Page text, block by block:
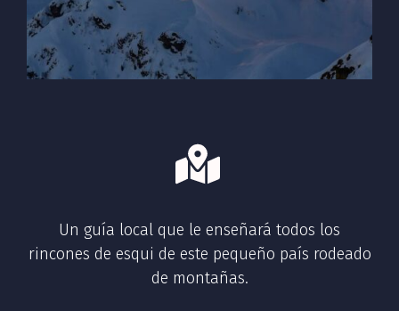
Un guía local que le enseñará todos los
rincones de esqui de este pequeño país rodeado
de montañas.